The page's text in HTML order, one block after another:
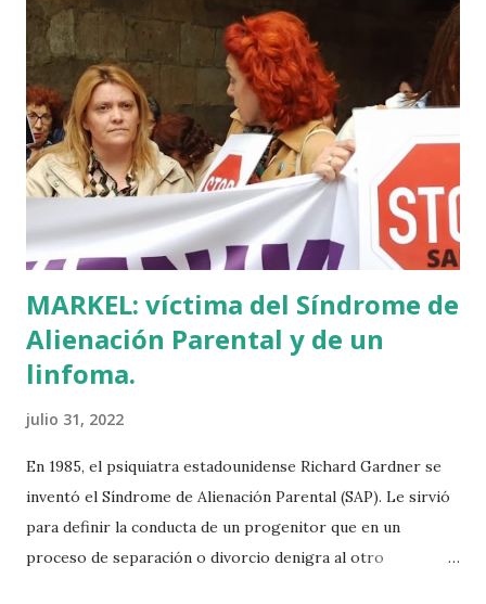
para educar a los niños de la villa romana. Mi informador y
yo hacíamos risas ante la casualidad de las casualidades:
Euskadi era de nuevo pionera. Ibarretxe dormía entonces
en Ajuria Enea y no paraba de contar a tirios y troyanos que
Euskal Herria era un pueblo con 7.000 años de antigüedad.
Por fin llegaba la arqueología para confirmar sus teorías.
Tuvo que ser su consejera de Cultura y portavoz Miren
Azkarate ...
MARKEL: víctima del Síndrome de
Alienación Parental y de un
linfoma.
julio 31, 2022
En 1985, el psiquiatra estadounidense Richard Gardner se
inventó el Síndrome de Alienación Parental (SAP). Le sirvió
para definir la conducta de un progenitor que en un
proceso de separación o divorcio denigra al otro